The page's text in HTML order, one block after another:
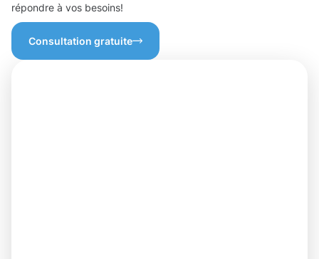
répondre à vos besoins!
Consultation gratuite